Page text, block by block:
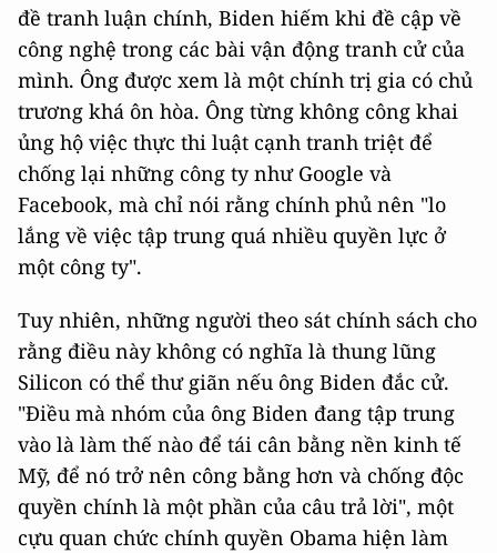
đề tranh luận chính, Biden hiếm khi đề cập về
công nghệ trong các bài vận động tranh cử của
mình. Ông được xem là một chính trị gia có chủ
trương khá ôn hòa. Ông từng không công khai
ủng hộ việc thực thi luật cạnh tranh triệt để
chống lại những công ty như Google và
Facebook, mà chỉ nói rằng chính phủ nên "lo
lắng về việc tập trung quá nhiều quyền lực ở
một công ty".
Tuy nhiên, những người theo sát chính sách cho
rằng điều này không có nghĩa là thung lũng
Silicon có thể thư giãn nếu ông Biden đắc cử.
"Điều mà nhóm của ông Biden đang tập trung
vào là làm thế nào để tái cân bằng nền kinh tế
Mỹ, để nó trở nên công bằng hơn và chống độc
quyền chính là một phần của câu trả lời", một
cựu quan chức chính quyền Obama hiện làm